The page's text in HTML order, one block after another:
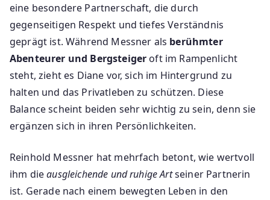
eine besondere Partnerschaft, die durch
gegenseitigen Respekt und tiefes Verständnis
geprägt ist. Während Messner als berühmter
Abenteurer und Bergsteiger oft im Rampenlicht
steht, zieht es Diane vor, sich im Hintergrund zu
halten und das Privatleben zu schützen. Diese
Balance scheint beiden sehr wichtig zu sein, denn sie
ergänzen sich in ihren Persönlichkeiten.
Reinhold Messner hat mehrfach betont, wie wertvoll
ihm dieausgleichende und ruhige Artseiner Partnerin
ist. Gerade nach einem bewegten Leben in den